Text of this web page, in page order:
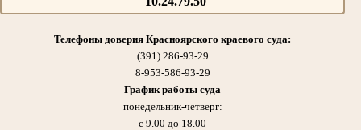
Телефоны доверия Красноярского краевого суда:
(391) 286-93-29
8-953-586-93-29
График работы суда
понедельник-четверг:
с 9.00 до 18.00